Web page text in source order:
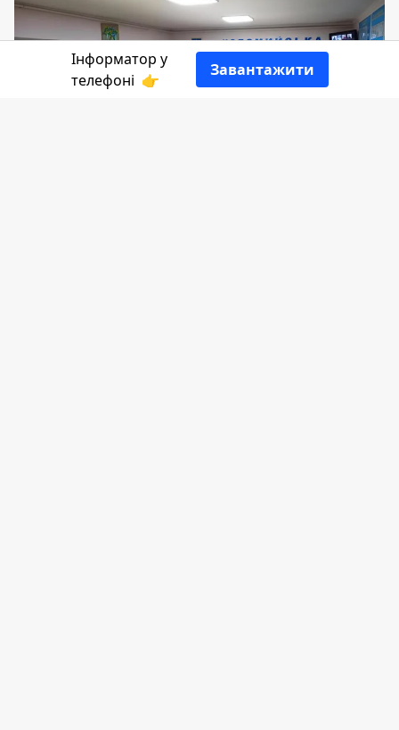
Інформатор у
телефоні 👉
Завантажити